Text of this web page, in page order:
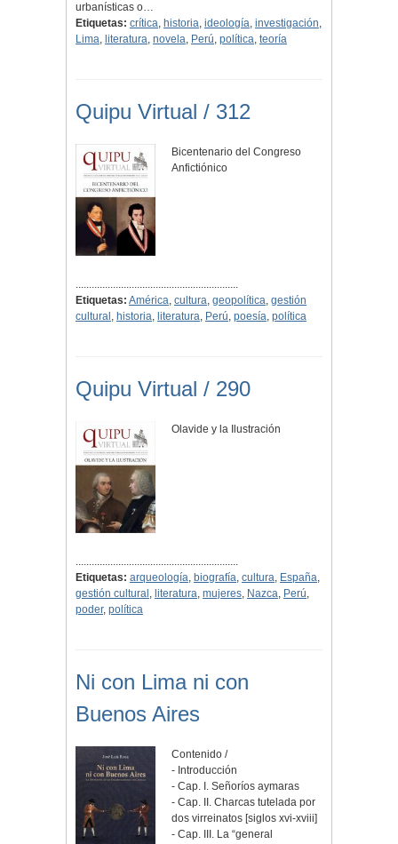
urbanísticas o…
Etiquetas: crítica, historia, ideología, investigación,
Lima, literatura, novela, Perú, política, teoría
Quipu Virtual / 312
Bicentenario del Congreso
Anfictiónico
.............................................................
Etiquetas: América, cultura, geopolítica, gestión
cultural , historia, literatura, Perú, poesía, política
Quipu Virtual / 290
Olavide y la Ilustración
.............................................................
Etiquetas: arqueología, biografía, cultura, España,
gestión cultural , literatura, mujeres, Nazca, Perú,
poder, política
Ni con Lima ni con
Buenos Aires
Contenido /
- Introducción
- Cap. I. Señoríos aymaras
- Cap. II. Charcas tutelada por
dos virreinatos [siglos xvi-xviii]
- Cap. III. La “general